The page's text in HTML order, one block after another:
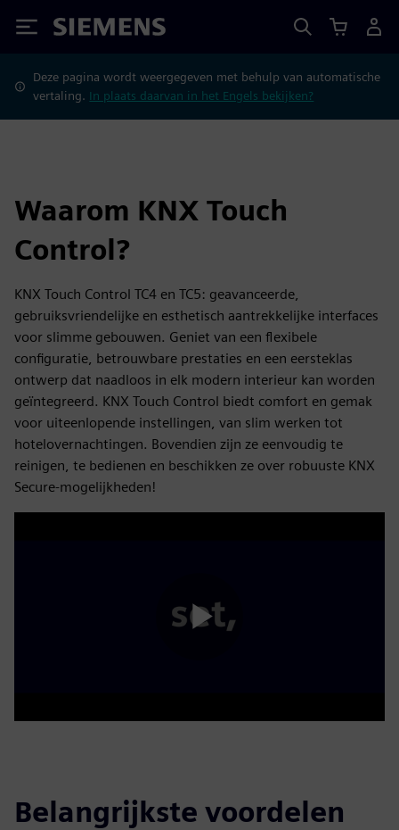
Siemens
Deze pagina wordt weergegeven met behulp van automatische
vertaling. In plaats daarvan in het Engels bekijken?
Waarom KNX Touch
Control?
KNX Touch Control TC4 en TC5: geavanceerde,
gebruiksvriendelijke en esthetisch aantrekkelijke interfaces
voor slimme gebouwen. Geniet van een flexibele
configuratie, betrouwbare prestaties en een eersteklas
ontwerp dat naadloos in elk modern interieur kan worden
geïntegreerd. KNX Touch Control biedt comfort en gemak
voor uiteenlopende instellingen, van slim werken tot
hotelovernachtingen. Bovendien zijn ze eenvoudig te
reinigen, te bedienen en beschikken ze over robuuste KNX
Secure-mogelijkheden!
Belangrijkste voordelen